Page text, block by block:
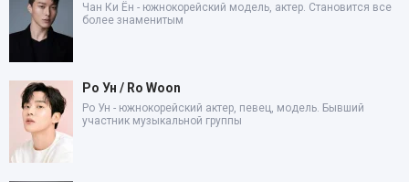
Чан Ки Ён - южнокорейский модель, актер. Становится все
более знаменитым
Ро Ун / Ro Woon
Ро Ун - южнокорейский актер, певец, модель. Бывший
участник музыкальной группы